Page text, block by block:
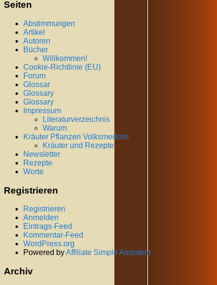
Seiten
Abstimmungen
Artikel
Autoren
Bücher
Willkommen!
Cookie-Richtlinie (EU)
Forum
Glossar
Glossary
Glossary
Impressum
Literaturverzeichnis
Warum
Kräuter Pflanzen Volksmedizin
Kräuter und Rezepte
Newsletter
Rezepte
Worte
Registrieren
Registrieren
Anmelden
Eintrags-Feed
Kommentar-Feed
WordPress.org
Powered byAffiliate Simple Assistent
Archiv